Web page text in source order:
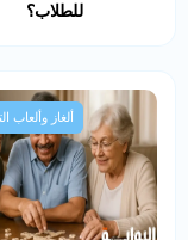
للطلاب؟
ألغاز وألعاب